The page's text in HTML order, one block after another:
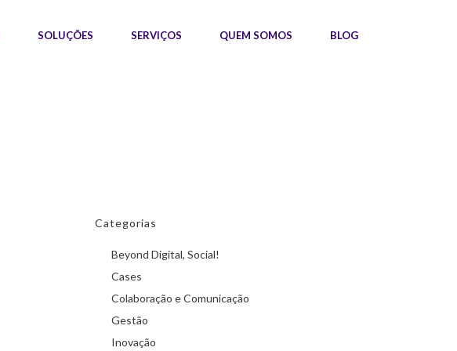
SOLUÇÕES SERVIÇOS QUEM SOMOS BLOG
Categorias
Beyond Digital, Social!
Cases
Colaboração e Comunicação
Gestão
Inovação